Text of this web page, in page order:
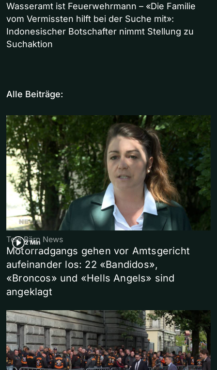
Wasseramt ist Feuerwehrmann – «Die Familie
vom Vermissten hilft bei der Suche mit»:
Indonesischer Botschafter nimmt Stellung zu
Suchaktion
Alle Beiträge:
2 Min
Tele Bärn News
Motorradgangs gehen vor Amtsgericht
aufeinander los: 22 «Bandidos»,
«Broncos» und «Hells Angels» sind
angeklagt